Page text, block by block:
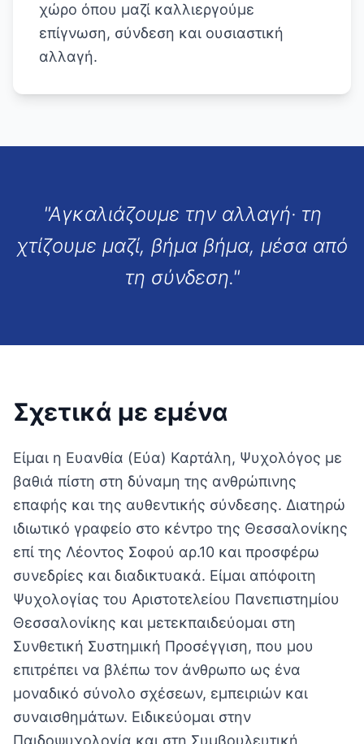
χώρο όπου μαζί καλλιεργούμε
επίγνωση, σύνδεση και ουσιαστική
αλλαγή.
"Αγκαλιάζουμε την αλλαγή· τη
χτίζουμε μαζί, βήμα βήμα, μέσα από
τη σύνδεση."
Σχετικά με εμένα
Είμαι η Ευανθία (Εύα) Καρτάλη, Ψυχολόγος με
βαθιά πίστη στη δύναμη της ανθρώπινης
επαφής και της αυθεντικής σύνδεσης. Διατηρώ
ιδιωτικό γραφείο στο κέντρο της Θεσσαλονίκης
επί της Λέοντος Σοφού αρ.10 και προσφέρω
συνεδρίες και διαδικτυακά. Είμαι απόφοιτη
Ψυχολογίας του Αριστοτελείου Πανεπιστημίου
Θεσσαλονίκης και μετεκπαιδεύομαι στη
Συνθετική Συστημική Προσέγγιση, που μου
επιτρέπει να βλέπω τον άνθρωπο ως ένα
μοναδικό σύνολο σχέσεων, εμπειριών και
συναισθημάτων. Ειδικεύομαι στην
Παιδοψυχολογία και στη Συμβουλευτική